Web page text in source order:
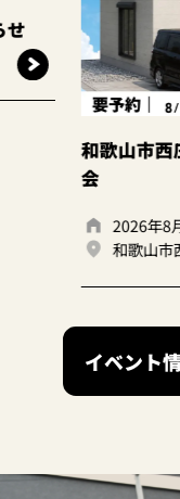
モデルハウス見学
イベント